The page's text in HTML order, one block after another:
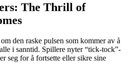
The Thrill of
den raske pulsen som kommer av å
i sanntid. Spillere nyter “tick-tock”-
seg for å fortsette eller sikre sine